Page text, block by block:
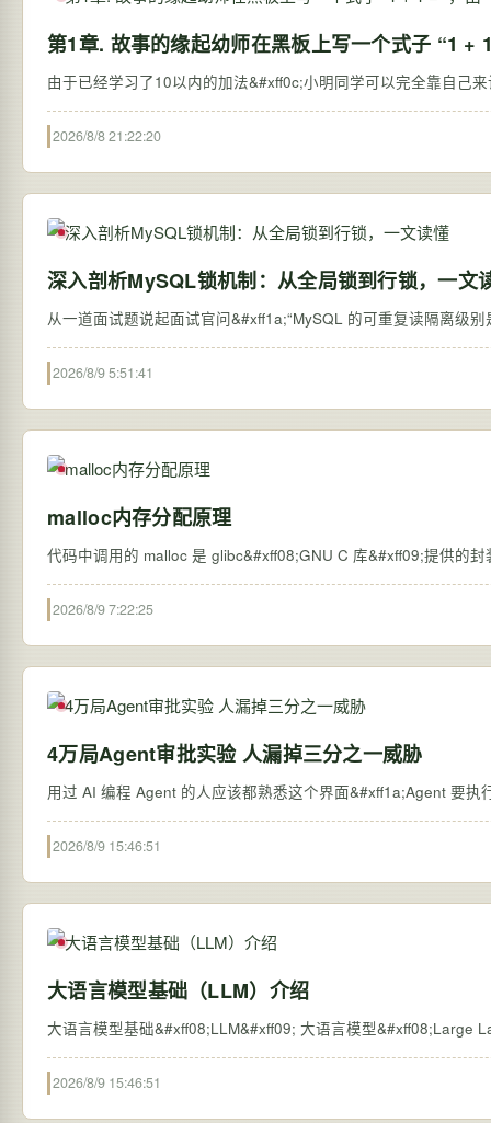
第1章. 故事的缘起幼师在黑板上写一个式子 “1 +
2026/8/8 21:22:20
深入剖析MySQL锁机制：从全局锁到行锁，一文
从一道面试题说起面试官问&#xff1a;“MySQL 的可重复读隔离级
2026/8/9 5:51:41
malloc内存分配原理
代码中调用的 malloc 是 glibc&#xff08;GNU C 库&#xff09;提供的
2026/8/9 7:22:25
4万局Agent审批实验 人漏掉三分之一威胁
用过 AI 编程 Agent 的人应该都熟悉这个界面&#xff1a;Agent 要
2026/8/9 15:46:51
大语言模型基础（LLM）介绍
2026/8/9 15:46:51